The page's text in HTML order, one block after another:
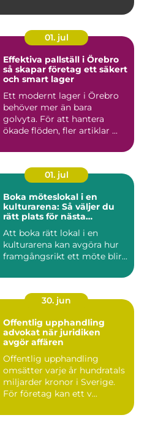
01. jul
Effektiva pallställ i Örebro
så skapar företag ett säkert
och smart lager
Ett modernt lager i Örebro
behöver mer än bara
golvyta. För att hantera
ökade flöden, fler artiklar ...
01. jul
Boka möteslokal i en
kulturarena: Så väljer du
rätt plats för nästa
Att boka rätt lokal i en
kulturarena kan avgöra hur
framgångsrikt ett möte blir...
30. jun
Offentlig upphandling
advokat när juridiken
avgör affären
Offentlig upphandling
omsätter varje år hundratals
miljarder kronor i Sverige.
För företag kan ett v...